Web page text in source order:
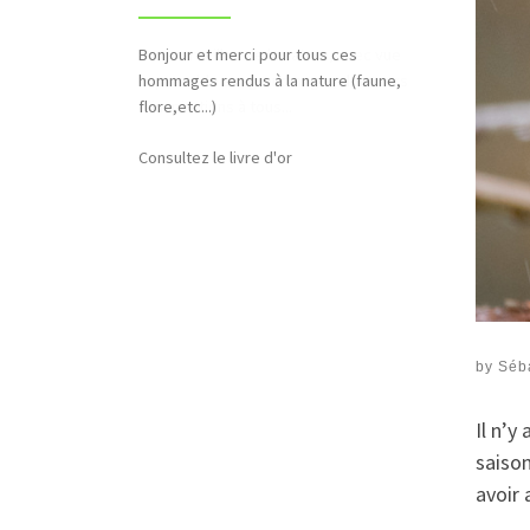
by
Il n’y
avoir
Bonjour et merci pour tous ces
hommages rendus à la nature (faune,
flore,etc...)
Consultez le livre d'or